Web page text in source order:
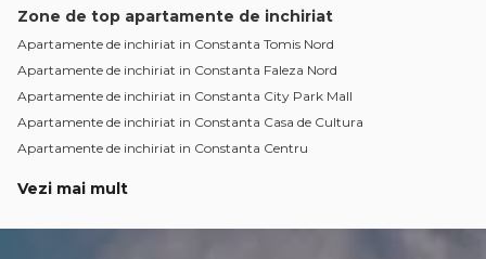
Zone de top apartamente de inchiriat
Apartamente de inchiriat in Constanta Tomis Nord
Apartamente de inchiriat in Constanta Faleza Nord
Apartamente de inchiriat in Constanta City Park Mall
Apartamente de inchiriat in Constanta Casa de Cultura
Apartamente de inchiriat in Constanta Centru
Apartamente de inchiriat in Constanta Gara
Vezi mai mult